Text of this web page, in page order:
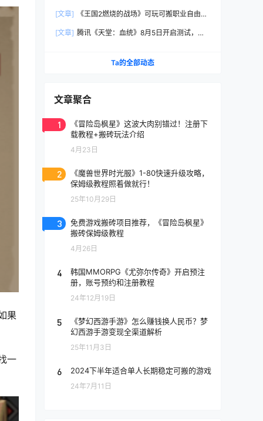
果
一
[文章]
《王国2燃烧的战场》可玩可搬职业自由，
[文章] 腾讯《天堂：血统》8月5日开启测试，
Ta的全部动态
文章聚合
1
《冒险岛枫星》这波大肉别错过！注册下
载教程+搬砖玩法介绍
4月23日
2
《魔兽世界时光服》1-80快速升级攻略，
保姆级教程照着做就行！
25年10月29日
3
免费游戏搬砖项目推荐，《冒险岛枫星》
搬砖保姆级教程
4月26日
4
韩国MMORPG《尤弥尔传奇》开启预注
册，账号预约和注册教程
24年12月19日
5
《梦幻西游手游》怎么赚钱换人民币？梦
幻西游手游变现全渠道解析
25年11月3日
6 2024下半年适合单人长期稳定可搬的游戏
24年7月11日